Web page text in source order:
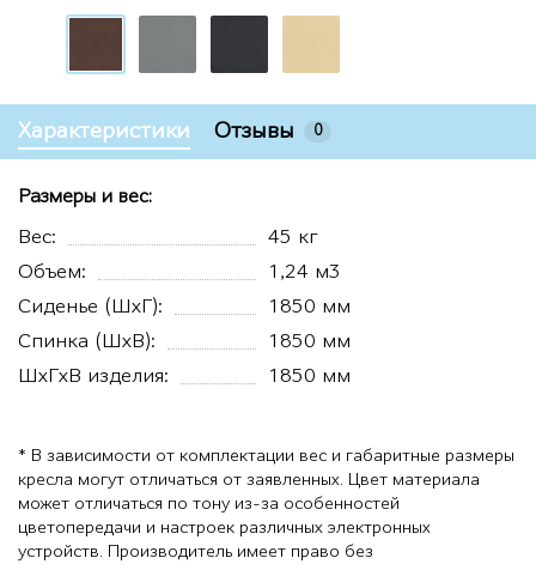
Характеристики Отзывы 0
Размеры и вес:
Вес:
45 кг
Объем:
1,24 м3
Сиденье (ШхГ):
1850 мм
Спинка (ШхВ):
1850 мм
ШхГхВ изделия:
1850 мм
* В зависимости от комплектации вес и габаритные размеры
кресла могут отличаться от заявленных. Цвет материала
может отличаться по тону из-за особенностей
цветопередачи и настроек различных электронных
устройств. Производитель имеет право без